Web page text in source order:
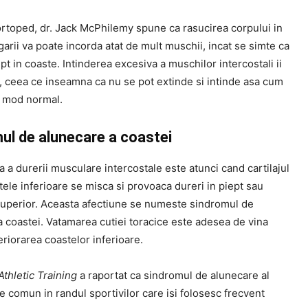
dr. Jack McPhilemy spune ca rasucirea corpului in
va poate incorda atat de mult muschii, incat se simte ca
in coaste. Intinderea excesiva a muschilor intercostali ii
ceea ce inseamna ca nu se pot extinde si intinde asa cum
normal.
de alunecare a coastei
a durerii musculare intercostale este atunci cand cartilajul
inferioare se misca si provoaca dureri in piept sau
Aceasta afectiune se numeste sindromul de
coastei. Vatamarea cutiei toracice este adesea de vina
coastelor inferioare.
Training a raportat ca sindromul de alunecare al
comun in randul sportivilor care isi folosesc frecvent